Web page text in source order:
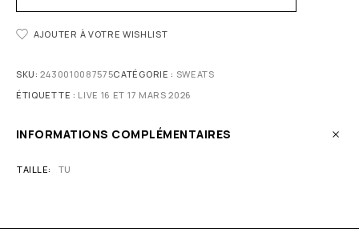
AJOUTER À VOTRE WISHLIST
SKU:2430010087575CATÉGORIE : SWEATS
ÉTIQUETTE : LIVE 16 ET 17 MARS 2026
INFORMATIONS COMPLÉMENTAIRES
TAILLE TU